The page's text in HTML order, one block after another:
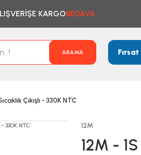
KARGOBEDAVA
ARAMA
Çıkışlı - 330K NTC
12M
12M -